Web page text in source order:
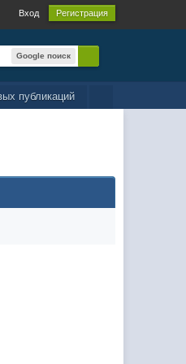
Вход Регистрация
Google поиск
публикаций